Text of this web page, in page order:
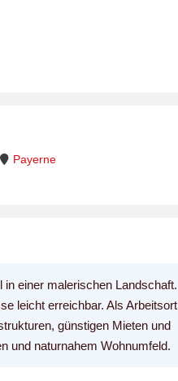
Payerne
einer malerischen Landschaft.
leicht erreichbar. Als Arbeitsort
günstigen Mieten und
und naturnahem Wohnumfeld.